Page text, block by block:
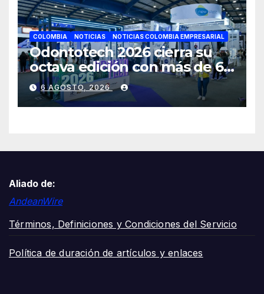
COLOMBIA NOTICIAS NOTICIAS COLOMBIA EMPRESARIAL
Odontotech 2026 cierra su
octava edición con más de 6
mil visitantes
6 AGOSTO, 2026
Aliado de:
AndeanWire
Términos, Definiciones y Condiciones del Servicio
Política de duración de artículos y enlaces